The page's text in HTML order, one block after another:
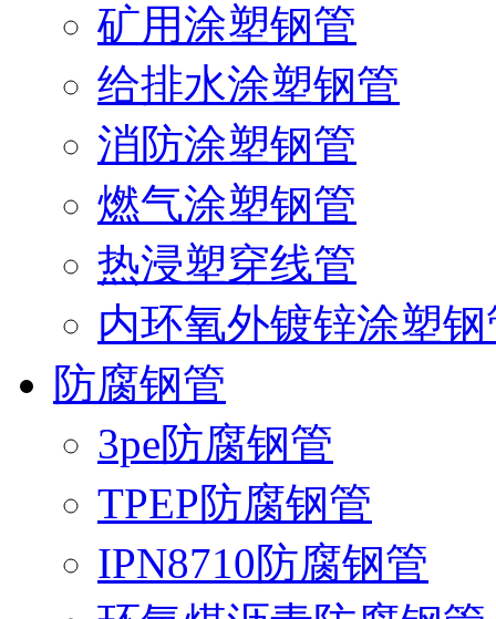
矿用涂塑钢管
给排水涂塑钢管
消防涂塑钢管
燃气涂塑钢管
热浸塑穿线管
内环氧外镀锌涂塑钢
防腐钢管
3pe防腐钢管
TPEP防腐钢管
IPN8710防腐钢管